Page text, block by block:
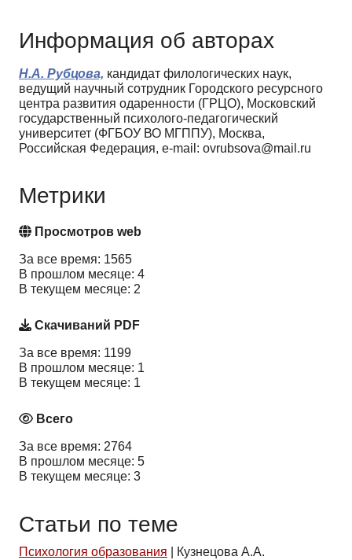
Информация об авторах
Н.А. Рубцова, кандидат филологических наук,
ведущий научный сотрудник Городского ресурсного
центра развития одаренности (ГРЦО), Московский
государственный психолого-педагогический
университет (ФГБОУ ВО МГППУ), Москва,
Российская Федерация, e-mail: ovrubsova@mail.ru
Метрики
Просмотров web
За все время: 1565
В прошлом месяце: 4
В текущем месяце: 2
Скачиваний PDF
За все время: 1199
В прошлом месяце: 1
В текущем месяце: 1
Всего
За все время: 2764
В прошлом месяце: 5
В текущем месяце: 3
Статьи по теме
Психология образования Кузнецова А.А.